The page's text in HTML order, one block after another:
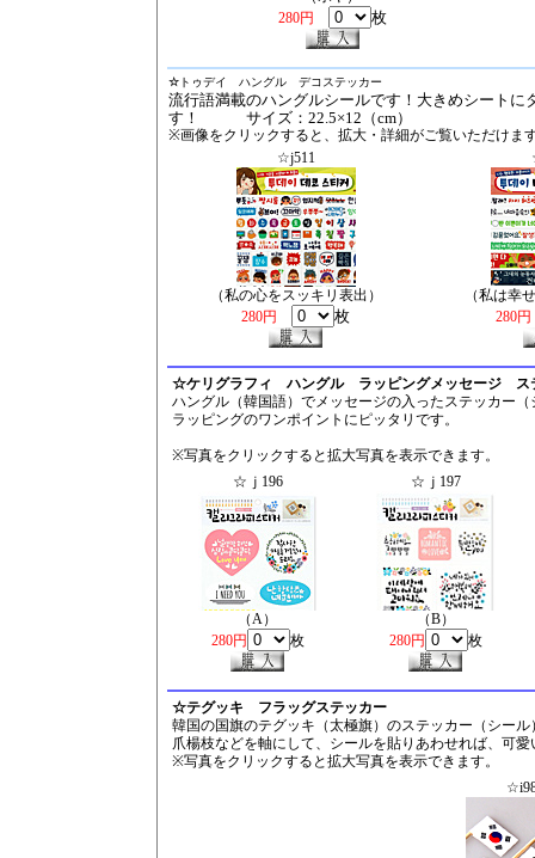
280円
枚
☆ トゥデイ ハングル デコステッカー
流行語満載のハングルシールです！大きめシートに
す！ サイズ：22.5×12（cm）
※画像をクリックすると、拡大・詳細がご覧いただけま
☆j511
（私の心をスッキリ表出）
（私は幸
280円
枚 280
☆ケリグラフィ ハングル ラッピングメッセージ ス
ハングル（韓国語）でメッセージの入ったステッカー（
ラッピングのワンポイントにピッタリです。
※写真をクリックすると拡大写真を表示できます。
☆ｊ196
☆ｊ197
（A）
（B）
280円
枚 280円 枚
☆テグッキ フラッグステッカー
韓国の国旗のテグッキ（太極旗）のステッカー（シール
爪楊枝などを軸にして、シールを貼りあわせれば、可
※写真をクリックすると拡大写真を表示できます。